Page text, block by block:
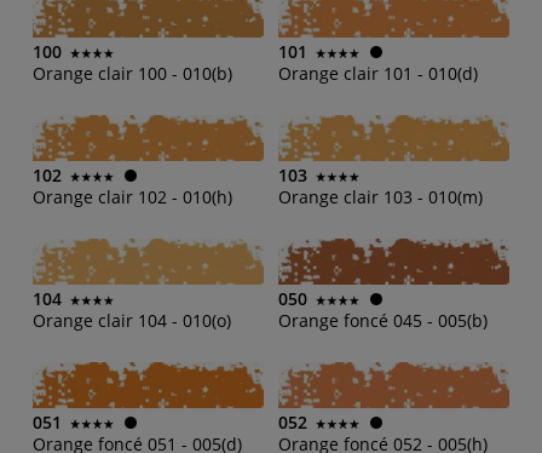
100
Orange clair 100 - 010(b)
101
Orange clair 101 - 010(d)
102
Orange clair 102 - 010(h)
103
Orange clair 103 - 010(m)
104
Orange clair 104 - 010(o)
050
Orange foncé 045 - 005(b)
051
Orange foncé 051 - 005(d)
052
Orange foncé 052 - 005(h)